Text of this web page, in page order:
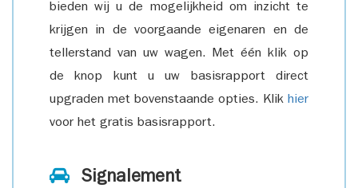
bieden wij u de mogelijkheid om inzicht te
krijgen in de voorgaande eigenaren en de
tellerstand van uw wagen. Met één klik op
de knop kunt u uw basisrapport direct
upgraden met bovenstaande opties. Klik hier
voor het gratis basisrapport.
Signalement